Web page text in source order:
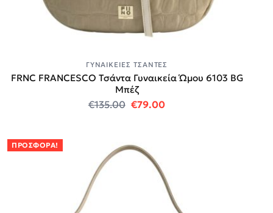
ΓΥΝΑΙΚΕΊΕΣ ΤΣΆΝΤΕΣ
FRNC FRANCESCO Τσάντα Γυναικεία Ώμου 6103 BG
Μπέζ
€135.00 Original price was: €135.00.
€79.00Η τρέχουσα τιμή
ΠΡΟΣΦΟΡΆ!